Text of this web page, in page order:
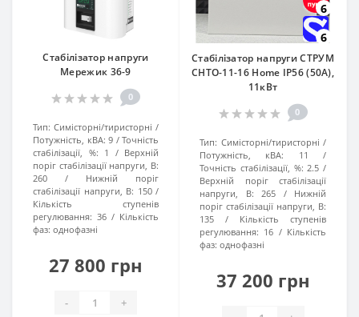
Стабілізатор напруги
Мережик 36-9
0
Тип: Симісторні/тиристорні
Потужність, кВА: 9
Точність
стабілізації, %: 1
Верхній
поріг стабілізації напруги, В:
260
Нижній поріг
стабілізації напруги, В: 150
Кількість ступенів
регулювання: 36
Кількість
фаз: однофазні
27 800 грн
- +
6
6
Стабілізатор напруги СТРУМ
СНТО-11-16 Home IP56 (50А),
11кВт
0
Тип: Симісторні/тиристорні
Потужність, кВА:
11
Точність стабілізації, %: 2.5
Верхній поріг стабілізації
напруги, В:
265
Нижній
поріг стабілізації напруги, В:
135
Кількість ступенів
регулювання: 16
Кількість
фаз: однофазні
37 200 грн